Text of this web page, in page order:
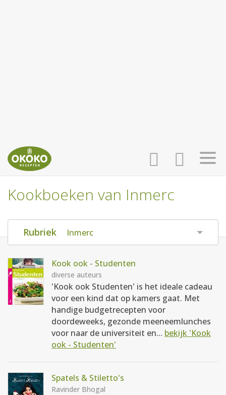
INLOGGEN
AANMELDEN
HOME
RECEPTEN
WEEKMENU'S
KOOKBOEKEN
Kookboeken van Inmerc
Rubriek Inmerc
Kook ook - Studenten
diverse auteurs
'Kook ook Studenten' is het ideale cadeau
voor een kind dat op kamers gaat. Met
handige budgetrecepten voor
doordeweeks, gezonde meeneemlunches
voor naar de universiteit en... bekijk 'Kook
ook - Studenten'
Spatels & Stiletto's
Ravinder Bhogal